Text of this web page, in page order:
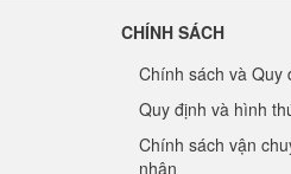
CHÍNH SÁCH
Chính sách và Quy
Quy định và hình
Chính sách vận
nhận